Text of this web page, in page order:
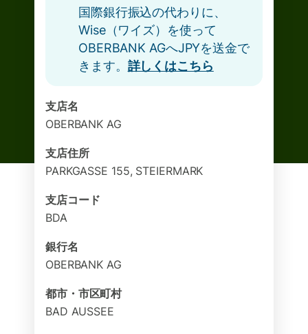
国際銀行振込の代わりに、
Wise（ワイズ）を使って
OBERBANK AGへJPYを送金で
きます。 詳しくはこちら
支店名
OBERBANK AG
支店住所
PARKGASSE 155, STEIERMARK
支店コード
BDA
銀行名
OBERBANK AG
都市・市区町村
BAD AUSSEE